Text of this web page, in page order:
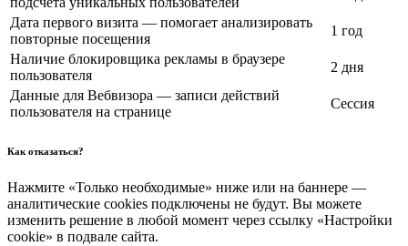
Дата первого визита — помогает анализировать
повторные посещения
1 год
Наличие блокировщика рекламы в браузере
пользователя
2 дня
Данные для Вебвизора — записи действий
пользователя на странице
Сессия
Как отказаться?
Нажмите «Только необходимые» ниже или на баннере —
аналитические cookies подключены не будут. Вы можете
изменить решение в любой момент через ссылку «Настройки
cookie» в подвале сайта.